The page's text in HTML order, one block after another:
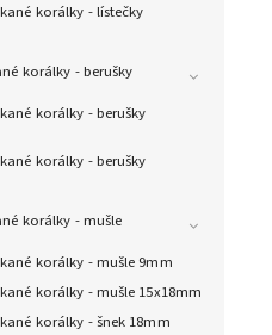
korálky - lístečky
korálky - berušky
korálky - berušky
korálky - berušky
korálky - mušle
korálky - mušle 9mm
korálky - mušle 15x18mm
korálky - šnek 18mm